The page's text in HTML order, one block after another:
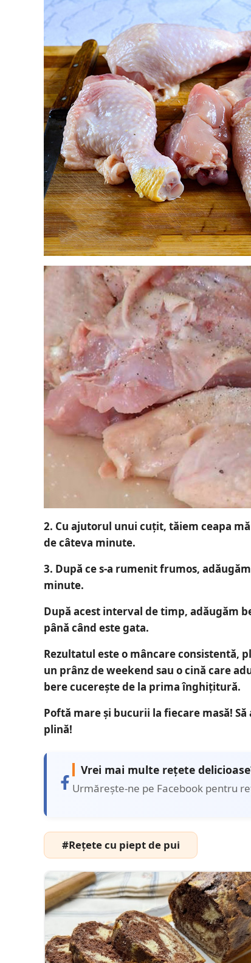
2. Cu ajutorul unui cuțit, tăiem ceapa
de câteva minute.
3. După ce s-a rumenit frumos,
minute.
După acest interval de timp, adăugăm
până când este gata.
Rezultatul este o mâncareconsistentă,
un prânz de weekend sau o cină care
bere cucerește de la prima înghițitură.
Poftă mare și bucurii la fiecare masă!
plină!
Vrei mai multe rețete
Urmărește-ne pe Facebook pentru
#Rețete cu piept de pui